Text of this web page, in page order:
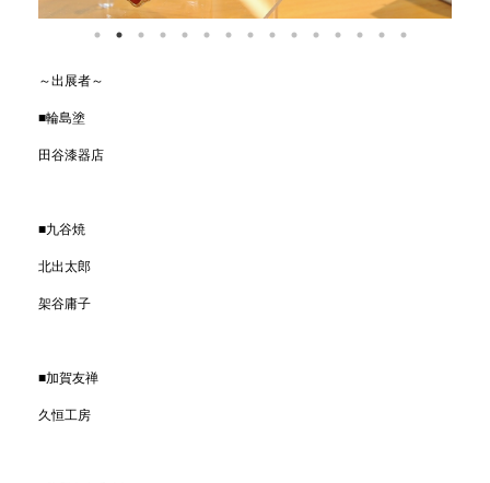
～出展者～
■輪島塗
田谷漆器店
■九谷焼
北出太郎
架谷庸子
■加賀友禅
久恒工房